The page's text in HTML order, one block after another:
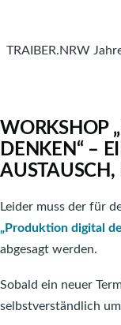
TRAIBER.NRW
WORKSHOP
DENKEN“ –
AUSTAUSCH,
Leider muss der für
„Produktion digital
abgesagt werden.
Sobald ein neuer
selbstverständlich